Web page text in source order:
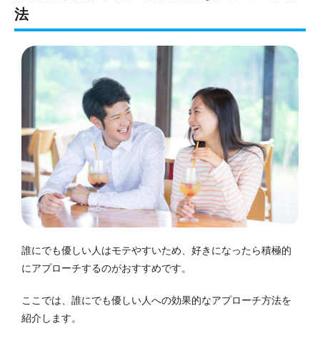
法
誰にでも優しい人はモテやすいため、好きになったら積極的
にアプローチするのがおすすめです。
ここでは、誰にでも優しい人への効果的なアプローチ方法を
紹介します。